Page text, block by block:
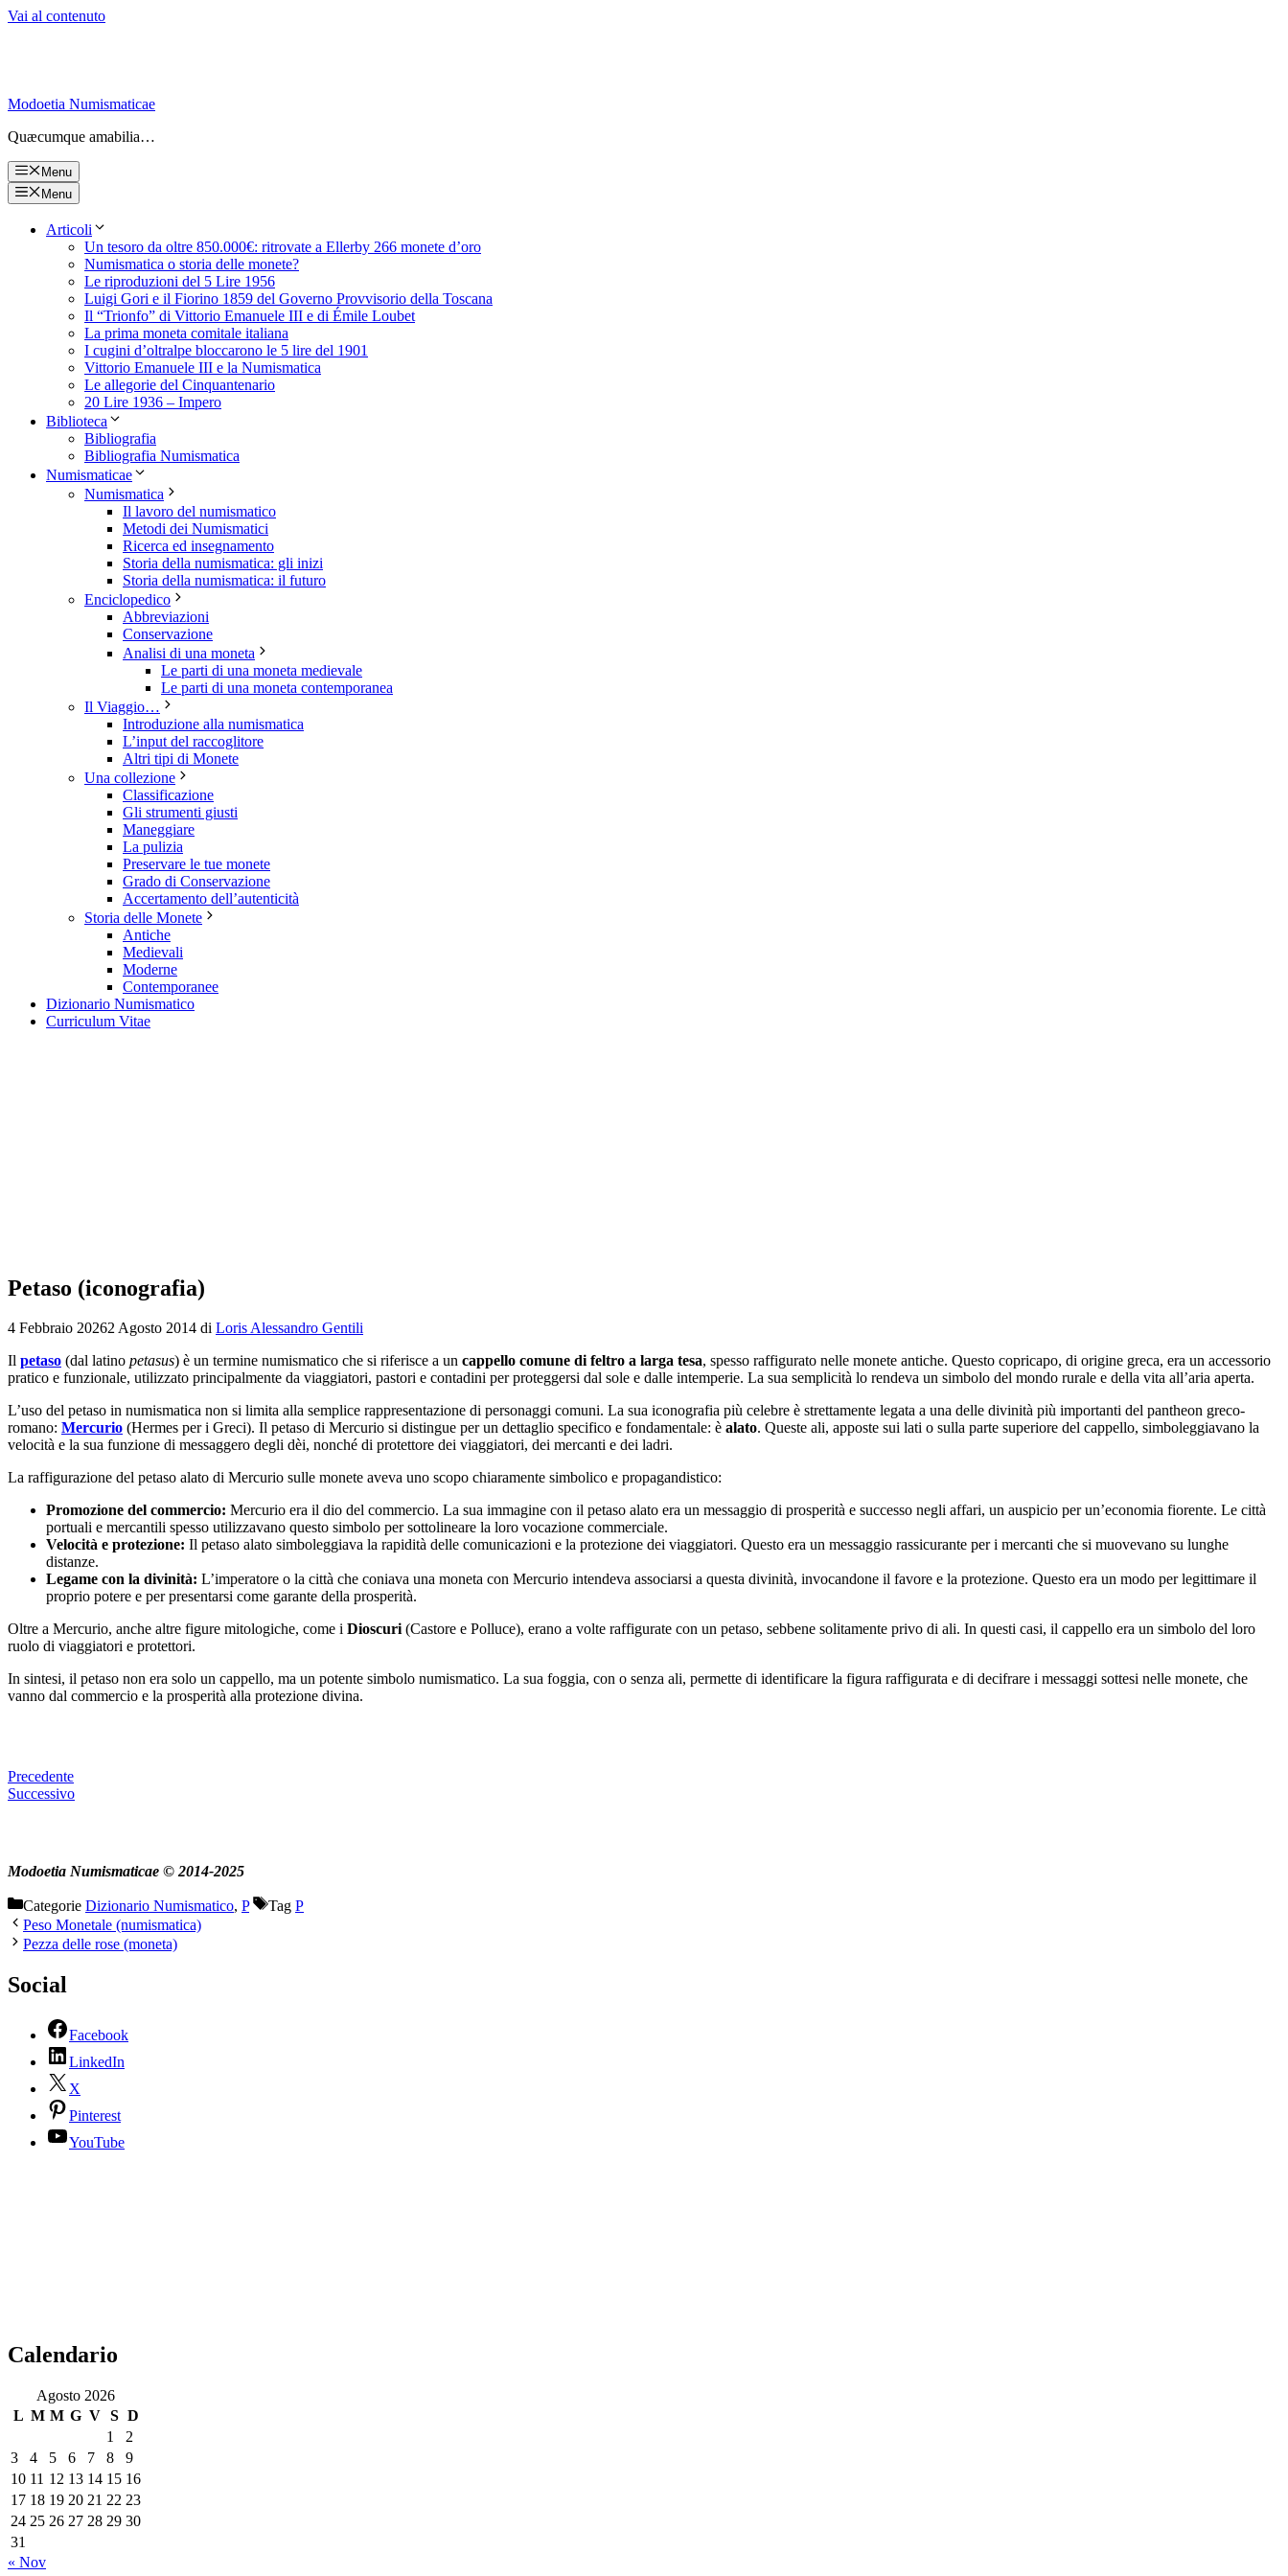
Vai al contenuto
Modoetia Numismaticae
Quæcumque amabilia…
Menu
Menu
Articoli
Un tesoro da oltre 850.000€: ritrovate a Ellerby 266 monete d’oro
Numismatica o storia delle monete?
Le riproduzioni del 5 Lire 1956
Luigi Gori e il Fiorino 1859 del Governo Provvisorio della Toscana
Il “Trionfo” di Vittorio Emanuele III e di Émile Loubet
La prima moneta comitale italiana
I cugini d’oltralpe bloccarono le 5 lire del 1901
Vittorio Emanuele III e la Numismatica
Le allegorie del Cinquantenario
20 Lire 1936 – Impero
Biblioteca
Bibliografia
Bibliografia Numismatica
Numismaticae
Numismatica
Il lavoro del numismatico
Metodi dei Numismatici
Ricerca ed insegnamento
Storia della numismatica: gli inizi
Storia della numismatica: il futuro
Enciclopedico
Abbreviazioni
Conservazione
Analisi di una moneta
Le parti di una moneta medievale
Le parti di una moneta contemporanea
Il Viaggio…
Introduzione alla numismatica
L’input del raccoglitore
Altri tipi di Monete
Una collezione
Classificazione
Gli strumenti giusti
Maneggiare
La pulizia
Preservare le tue monete
Grado di Conservazione
Accertamento dell’autenticità
Storia delle Monete
Antiche
Medievali
Moderne
Contemporanee
Dizionario Numismatico
Curriculum Vitae
Petaso (iconografia)
4 Febbraio 20262 Agosto 2014 di Loris Alessandro Gentili
Il petaso (dal latino petasus) è un termine numismatico che si riferisce a un cappello comune di feltro a larga tesa, spesso raffigurato nelle monete antiche. Questo copricapo, di origine greca, era un accessorio
pratico e funzionale, utilizzato principalmente da viaggiatori, pastori e contadini per proteggersi dal sole e dalle intemperie. La sua semplicità lo rendeva un simbolo del mondo rurale e della vita all’aria aperta.
L’uso del petaso in numismatica non si limita alla semplice rappresentazione di personaggi comuni. La sua iconografia più celebre è strettamente legata a una delle divinità più importanti del pantheon greco-
romano: Mercurio (Hermes per i Greci). Il petaso di Mercurio si distingue per un dettaglio specifico e fondamentale: è alato. Queste ali, apposte sui lati o sulla parte superiore del cappello, simboleggiavano la
velocità e la sua funzione di messaggero degli dèi, nonché di protettore dei viaggiatori, dei mercanti e dei ladri.
La raffigurazione del petaso alato di Mercurio sulle monete aveva uno scopo chiaramente simbolico e propagandistico:
Promozione del commercio: Mercurio era il dio del commercio. La sua immagine con il petaso alato era un messaggio di prosperità e successo negli affari, un auspicio per un’economia fiorente. Le città
portuali e mercantili spesso utilizzavano questo simbolo per sottolineare la loro vocazione commerciale.
Velocità e protezione: Il petaso alato simboleggiava la rapidità delle comunicazioni e la protezione dei viaggiatori. Questo era un messaggio rassicurante per i mercanti che si muovevano su lunghe
distanze.
Legame con la divinità: L’imperatore o la città che coniava una moneta con Mercurio intendeva associarsi a questa divinità, invocandone il favore e la protezione. Questo era un modo per legittimare il
proprio potere e per presentarsi come garante della prosperità.
Oltre a Mercurio, anche altre figure mitologiche, come i Dioscuri(Castore e Polluce), erano a volte raffigurate con un petaso, sebbene solitamente privo di ali. In questi casi, il cappello era un simbolo del loro
ruolo di viaggiatori e protettori.
In sintesi, il petaso non era solo un cappello, ma un potente simbolo numismatico. La sua foggia, con o senza ali, permette di identificare la figura raffigurata e di decifrare i messaggi sottesi nelle monete, che
vanno dal commercio e la prosperità alla protezione divina.
Precedente
Successivo
Modoetia Numismaticae © 2014-2025
Categorie Dizionario Numismatico, P Tag P
Peso Monetale (numismatica)
Pezza delle rose (moneta)
Social
Facebook
LinkedIn
X
Pinterest
YouTube
Calendario
Agosto 2026
L M M G V S D
1
2
3
4 5 6 7 8
9
10 11 12 13 14 15 16
17 18 19 20 21 22 23
24 25 26 27 28 29 30
31
« Nov